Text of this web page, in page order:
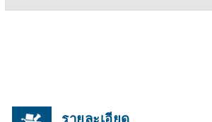
รายละเอียด